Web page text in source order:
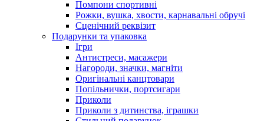
Помпони спортивні
Рожки, вушка, хвости, карнавальні обручі
Сценічний реквізит
Подарунки та упаковка
Ігри
Антистреси, масажери
Нагороди, значки, магніти
Оригінальні канцтовари
Попільнички, портсигари
Приколи
Приколи з дитинства, іграшки